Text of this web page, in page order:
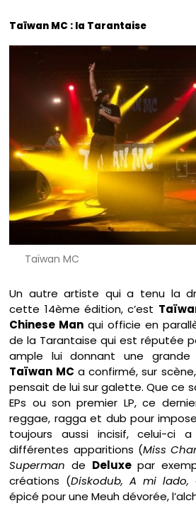
Taïwan MC : la Tarantaise
Taïwan MC
Un autre artiste qui a tenu la
cette 14ème édition, c’est
Chinese Man qui officie en
de la Tarantaise qui est réputée
ample lui donnant une grande
Taïwan MC a confirmé, sur
pensait de lui sur galette. Que ce
EPs ou son premier LP, ce
reggae, ragga et dub pour
toujours aussi incisif, celui-ci
différentes apparitions (Miss
Superman de Deluxepar
créations (Diskodub, A mi lado,
épicé pour une Meuh dévorée,